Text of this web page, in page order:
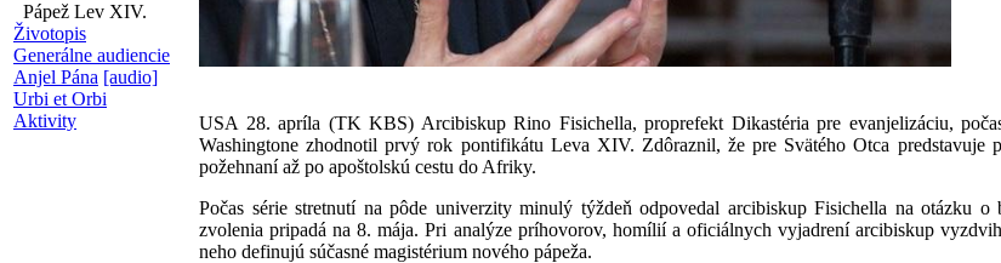
Pápež Lev XIV.
Životopis
Generálne audiencie
Anjel Pána [audio]
Urbi et Orbi
Aktivity
USA 28. apríla (TK KBS) Arcibiskup Rino Fisichella, proprefekt Dikastéria pre evanjelizáciu,
Washingtone zhodnotil prvý rok pontifikátu Leva XIV. Zdôraznil, že pre Svätého Otca predstavuje
požehnaní až po apoštolskú cestu do Afriky.
Počas série stretnutí na pôde univerzity minulý týždeň odpovedal arcibiskup Fisichella na otázku
zvolenia pripadá na 8. mája. Pri analýze príhovorov, homílií a oficiálnych vyjadrení arcibiskup
neho definujú súčasné magistérium nového pápeža.